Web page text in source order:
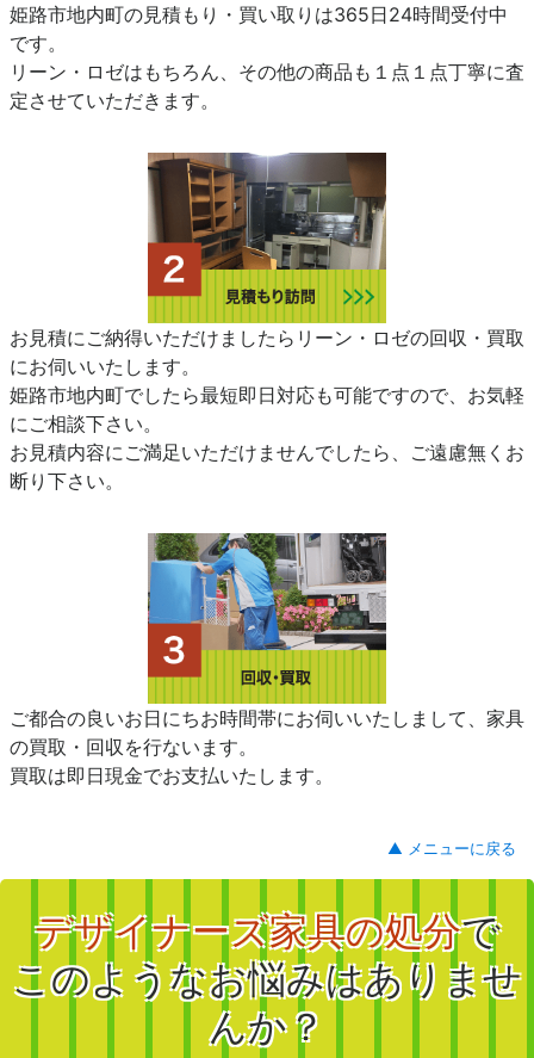
姫路市地内町の見積もり・買い取りは365日24時間受付中
です。
リーン・ロゼはもちろん、その他の商品も１点１点丁寧に査
定させていただきます。
お見積にご納得いただけましたらリーン・ロゼの回収・買取
にお伺いいたします。
姫路市地内町でしたら最短即日対応も可能ですので、お気軽
にご相談下さい。
お見積内容にご満足いただけませんでしたら、ご遠慮無くお
断り下さい。
ご都合の良いお日にちお時間帯にお伺いいたしまして、家具
の買取・回収を行ないます。
買取は即日現金でお支払いたします。
▲ メニューに戻る
デザイナーズ家具の処分で
このようなお悩みはありませ
んか？